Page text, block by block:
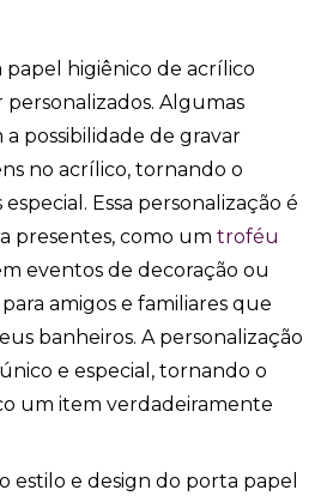
papel higiênico de acrílico
Algumas
possibilidade de gravar
no acrílico, tornando o
especial. Essa personalização é
presentes, como umtroféu
eventos de decoração ou
amigos e familiares que
banheiros. A personalização
e especial, tornando o
um item verdadeiramente
estilo e design do porta papel